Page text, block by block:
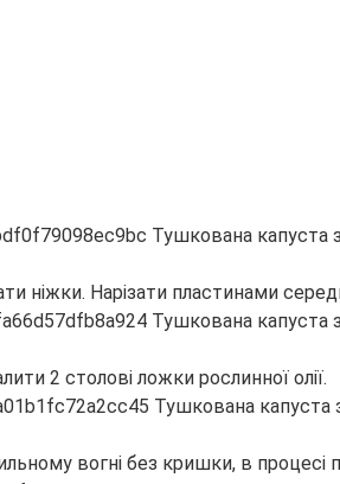
ніжки. Нарізати пластинами
2 столові ложки рослинної олії.
вогні без кришки, в процесі